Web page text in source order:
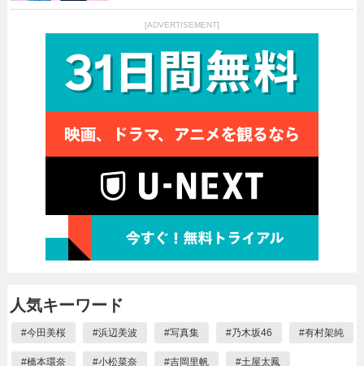
[ADVERTISEMENT]
人気キーワード
#今田美桜 #浜辺美波 #写真集 #乃木坂46 #有村架純
#橋本環奈 #小松菜奈 #吉岡里帆 #土屋太鳳